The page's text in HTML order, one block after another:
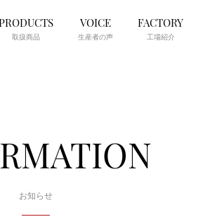
取扱商品
VOICE
生産者の声
FACTORY
工場紹介
お知らせ